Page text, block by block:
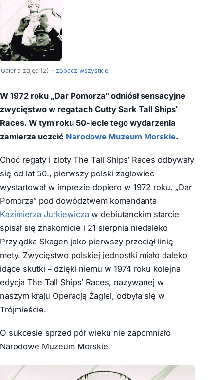
Galeria zdjęć (2) - zobacz wszystkie
W 1972 roku „Dar Pomorza” odniósł sensacyjne
zwycięstwo w regatach Cutty Sark Tall Ships’
Races. W tym roku 50-lecie tego wydarzenia
zamierza uczcić Narodowe Muzeum Morskie.
Choć regaty i zloty The Tall Ships’ Races odbywały
się od lat 50., pierwszy polski żaglowiec
wystartował w imprezie dopiero w 1972 roku. „Dar
Pomorza” pod dowództwem komendanta
Kazimierza Jurkiewicza w debiutanckim starcie
spisał się znakomicie i 21 sierpnia niedaleko
Przylądka Skagen jako pierwszy przeciął linię
mety. Zwycięstwo polskiej jednostki miało daleko
idące skutki – dzięki niemu w 1974 roku kolejna
edycja The Tall Ships’ Races, nazywanej w
naszym kraju Operacją Żagiel, odbyła się w
Trójmieście.
O sukcesie sprzed pół wieku nie zapomniało
Narodowe Muzeum Morskie.